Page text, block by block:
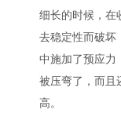
细长的时候，在
去稳定性而破坏
中施加了预应力
被压弯了，而且
高。